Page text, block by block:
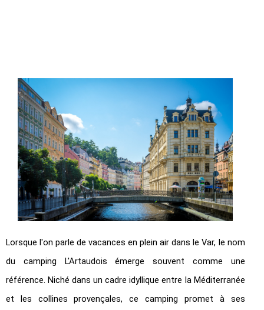
Lorsque l'on parle de vacances en plein air dans le Var, le nom
du camping L'Artaudois émerge souvent comme une
référence. Niché dans un cadre idyllique entre la Méditerranée
et les collines provençales, ce camping promet à ses